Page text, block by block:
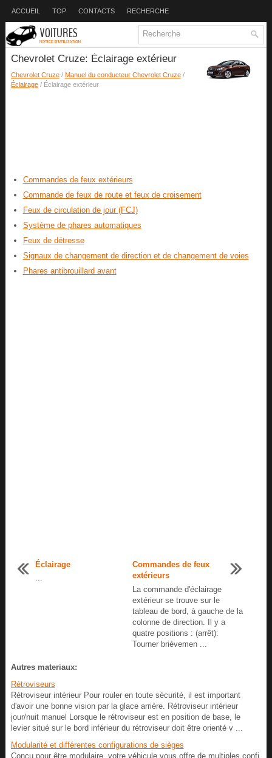
ACCUEIL TOP CONTACTS RECHERCHE
Chevrolet Cruze: Éclairage extérieur
Chevrolet Cruze/ Manuel du conducteur Chevrolet Cruze/
Éclairage/ Éclairage extérieur
Commandes de feux extérieurs
Commande de feux de route et feux de croisement
Feux de circulation de jour (FCJ)
Système de phares automatiques
Feux de détresse
Signaux de changement de direction et de changement de voies
Phares antibrouillard avant
Éclairage
Commandes de feux
extérieurs
La commande d'éclairage
extérieur se trouve sur le
tableau de bord, à gauche de la
colonne de direction. Il y a
quatre positions : (arrêt):
Tourner brièvemen ...
Autres materiaux:
Rétroviseurs
Rétroviseur intérieur Pour rouler en toute sécurité, il est important
d'avoir une bonne vision par la glace arrière. Rétroviseur intérieur
jour/nuit manuel Lorsque le rétroviseur est en position de base, le
levier situé sur le bord inférieur du rétroviseur doit être orienté v ...
Modularité et différentes configurations de sièges
Conçu pour être modulaire, votre véhicule vous offre de multiples confi